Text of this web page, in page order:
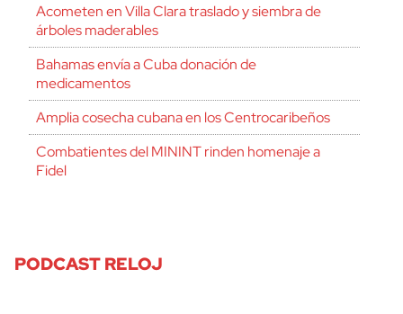
Acometen en Villa Clara traslado y siembra de
árboles maderables
Bahamas envía a Cuba donación de
medicamentos
Amplia cosecha cubana en los Centrocaribeños
Combatientes del MININT rinden homenaje a
Fidel
PODCAST RELOJ